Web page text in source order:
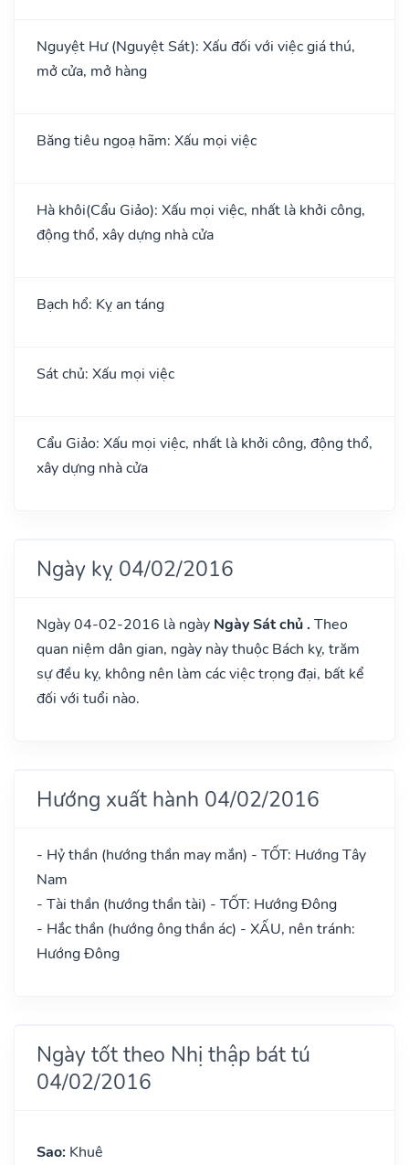
Nguyệt Hư (Nguyệt Sát): Xấu đối với việc giá thú,
mở cửa, mở hàng
Băng tiêu ngoạ hãm: Xấu mọi việc
Hà khôi(Cẩu Giảo): Xấu mọi việc, nhất là khởi công,
động thổ, xây dựng nhà cửa
Bạch hổ: Kỵ an táng
Sát chủ: Xấu mọi việc
Cẩu Giảo: Xấu mọi việc, nhất là khởi công, động thổ,
xây dựng nhà cửa
Ngày kỵ 04/02/2016
Ngày 04-02-2016 là ngày Ngày Sát chủ . Theo
quan niệm dân gian, ngày này thuộc Bách kỵ, trăm
sự đều kỵ, không nên làm các việc trọng đại, bất kể
đối với tuổi nào.
Hướng xuất hành 04/02/2016
- Hỷ thần (hướng thần may mắn) - TỐT: Hướng Tây
Nam
- Tài thần (hướng thần tài) - TỐT: Hướng Đông
- Hắc thần (hướng ông thần ác) - XẤU, nên tránh:
Hướng Đông
Ngày tốt theo Nhị thập bát tú
04/02/2016
Sao: Khuê